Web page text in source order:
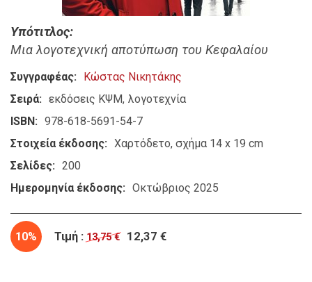
Υπότιτλος
Μια λογοτεχνική αποτύπωση του Κεφαλαίου
Συγγραφέας
Κώστας Νικητάκης
Σειρά
εκδόσεις ΚΨΜ λογοτεχνία
ISBN
978-618-5691-54-7
Στοιχεία έκδοσης
Χαρτόδετο, σχήμα 14 x 19 cm
Σελίδες
200
Ημερομηνία έκδοσης
Οκτώβριος 2025
10% Τιμή : 13,75 € 12,37 €